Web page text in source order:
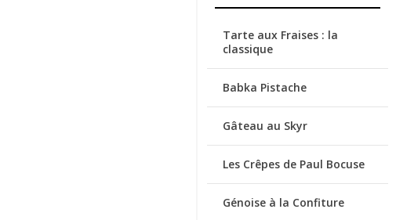
Tarte aux Fraises : la
classique
Babka Pistache
Gâteau au Skyr
Les Crêpes de Paul Bocuse
Génoise à la Confiture